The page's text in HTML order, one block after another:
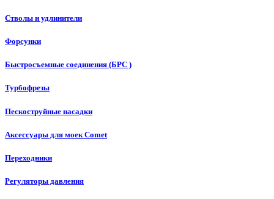
Стволы и удлинители
Форсунки
Быстросъемные соединения (БРС )
Турбофрезы
Пескоструйные насадки
Аксессуары для моек Comet
Переходники
Регуляторы давления